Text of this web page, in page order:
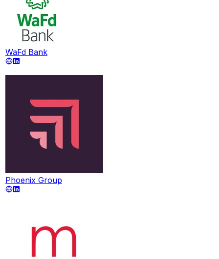
WaFd Bank
Phoenix Group